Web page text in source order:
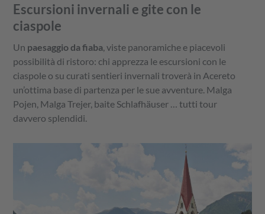
Escursioni invernali e gite con le
ciaspole
Un paesaggio da fiaba, viste panoramiche e piacevoli
possibilità di ristoro: chi apprezza le escursioni con le
ciaspole o su curati sentieri invernali troverà in Acereto
un’ottima base di partenza per le sue avventure. Malga
Pojen, Malga Trejer, baite Schlafhäuser … tutti tour
davvero splendidi.